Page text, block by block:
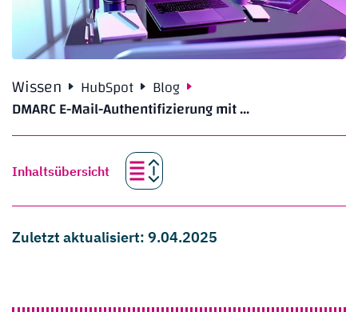
Wissen HubSpot
Blog
DMARC E-Mail-Authentifizierung mit ...
Inhaltsübersicht
Zuletzt aktualisiert: 9.04.2025